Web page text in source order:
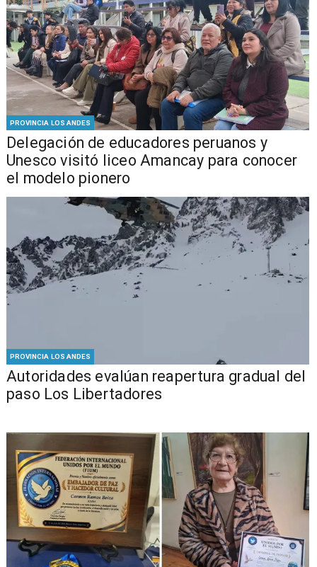
PROVINCIA LOS ANDES
Delegación de educadores peruanos y
Unesco visitó liceo Amancay para conocer
el modelo pionero
PROVINCIA LOS ANDES
​​Autoridades evalúan reapertura gradual del
paso Los Libertadores